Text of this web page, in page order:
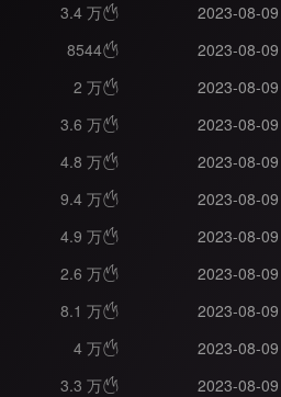
3.4 万
2023-08-09
8544
2023-08-09
2 万
2023-08-09
3.6 万
2023-08-09
4.8 万
2023-08-09
9.4 万
2023-08-09
4.9 万
2023-08-09
2.6 万
2023-08-09
8.1 万
2023-08-09
4 万
2023-08-09
3.3 万
2023-08-09